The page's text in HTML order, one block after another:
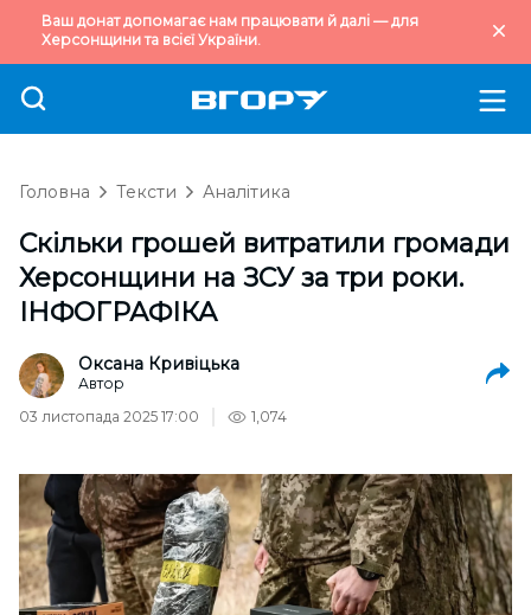
Ваш донат допомагає нам працювати й далі — для
Херсонщини та всієї України.
Головна Тексти Аналітика
Скільки грошей витратили громади
Херсонщини на ЗСУ за три роки.
ІНФОГРАФІКА
Оксана Кривіцька
Автор
03 листопада 2025 17:00
1,074